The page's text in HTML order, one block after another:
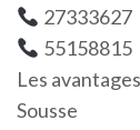
27333627
55158815
Les
Sousse